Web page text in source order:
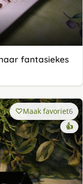
fantasiekes
Maak favoriet6
👍